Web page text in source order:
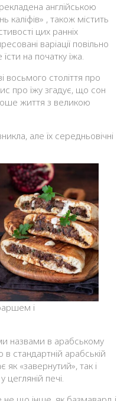
англійською
каліфів» , також містить
цих ранніх
варіації повільно
на початку їжа.
восьмого століття про
про їжу згадує, що сон
життя з великою
але їх середньовічні
і
назвами в арабському
в стандартній арабській
як «завернутий», так і
печі.